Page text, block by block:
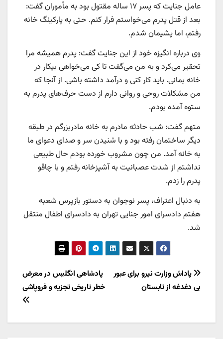
عامل جنایت که پسر ۱۷ ساله مقتول بود به مأموران گفت:
بعد از قتل پدرم می‌خواستم فرار کنم. حتی به پارکینگ خانه
رفتم، اما پشیمان شدم.
وی درباره انگیزه خود از این جنایت گفت: پدرم همیشه مرا
تحقیر می‌کرد و به من می‌گفت تا کی می‌خواهی بیکار در
خانه بمانی. باید کار کنی و درآمد داشته باشی. از آنجا که
من مشکلات روحی و روانی دارم از دست حرف‌های پدرم به
ستوه آمده بودم.
متهم گفت: شب حادثه مادرم به خانه مادربزرگم در طبقه
دیگر ساختمان رفته بود و با شنیدن سر و صدای دعوای ما
به خانه آمد. من چون مشروب خورده بودم حال طبیعی
نداشتم از شدت عصبانیت به آشپزخانه رفتم و با چاقو
پدرم را زدم.
به‌ دنبال اعتراف، پسر نوجوان به دستور بازپرس شعبه
هفتم دادسرای امور جنایی تهران به دادسرای اطفال منتقل
شد.
راهبری
نوشته
پادشاهی انگلیس در معرض
خطر تاریخی تجزیه و فروپاشی
پاداش وزارت نیرو برای عبور
بی دغدغه از تابستان